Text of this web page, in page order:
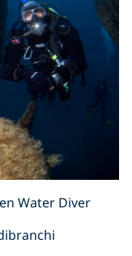
Water Diver